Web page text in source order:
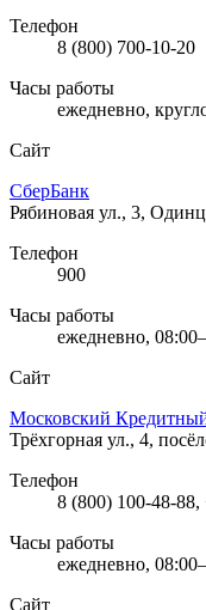
Телефон
8 (800) 700-10-20
Часы работы
ежедневно,
Сайт
СберБанк
Рябиновая ул., 3,
Телефон
900
Часы работы
ежедневно,
Сайт
Московский
Трёхгорная ул., 4,
Телефон
8 (800) 100-48-
Часы работы
ежедневно,
Сайт